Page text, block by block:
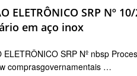
ELETRÔNICO SRP Nº
em aço inox
ELETRÔNICO SRP Nº nbsp
comprasgovernamentais …